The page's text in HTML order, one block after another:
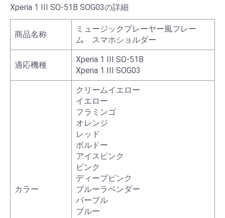
Xperia 1 III SO-51B SOG03の詳細
商品名称
ミュージックプレーヤー風フレー
ム スマホショルダー
適応機種
Xperia 1 III SO-51B
Xperia 1 III SOG03
カラー
クリームイエロー
イエロー
フラミンゴ
オレンジ
レッド
ボルドー
アイスピンク
ピンク
ディープピンク
ブルーラベンダー
パープル
ブルー